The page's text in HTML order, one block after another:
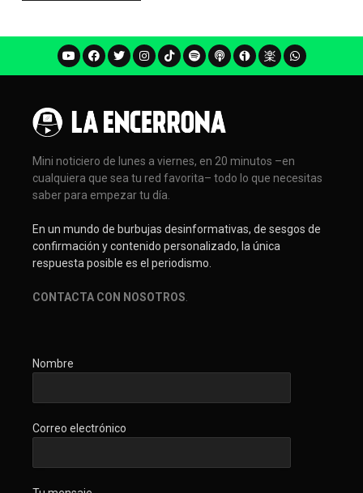
Mini noticiero de lunes a viernes, en 20 minutos –en
cualquiera que sea tu red favorita– todo lo que necesitas
saber para empezar tu día.
En un mundo de burbujas desinformativas, de sesgos de
confirmación y contenido personalizado, la única
respuesta posible es el periodismo.
CONTACTA CON NOSOTROS
Nombre
Correo electrónico